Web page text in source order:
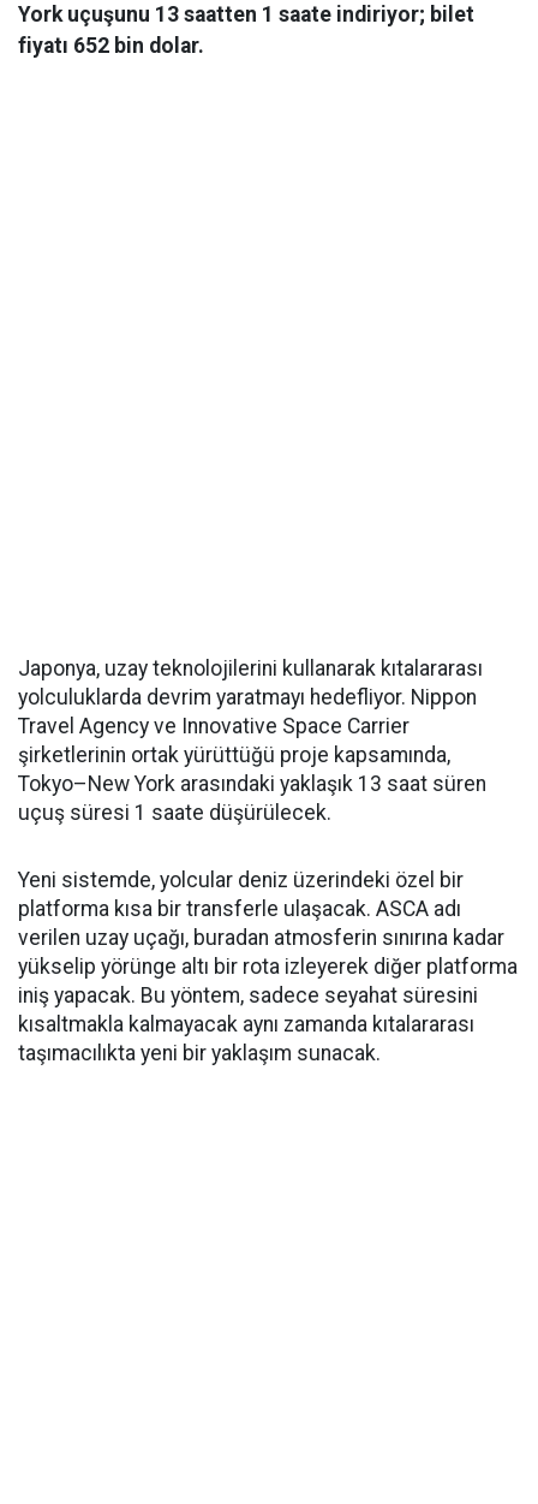
York uçuşunu 13 saatten 1 saate indiriyor; bilet
fiyatı 652 bin dolar.
Japonya, uzay teknolojilerini kullanarak kıtalararası
yolculuklarda devrim yaratmayı hedefliyor. Nippon
Travel Agency ve Innovative Space Carrier
şirketlerinin ortak yürüttüğü proje kapsamında,
Tokyo–New York arasındaki yaklaşık 13 saat süren
uçuş süresi 1 saate düşürülecek.
Yeni sistemde, yolcular deniz üzerindeki özel bir
platforma kısa bir transferle ulaşacak. ASCA adı
verilen uzay uçağı, buradan atmosferin sınırına kadar
yükselip yörünge altı bir rota izleyerek diğer platforma
iniş yapacak. Bu yöntem, sadece seyahat süresini
kısaltmakla kalmayacak aynı zamanda kıtalararası
taşımacılıkta yeni bir yaklaşım sunacak.